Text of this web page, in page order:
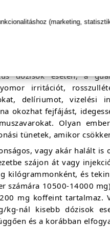
ha szájon át, nagy
fogyasztása esetén
dózisok esetén, a
irritációt,
delíriumot, vizelési
okozhat fejfájást,
Olyan
tünetek, amikor
vagy akár halált
szájon át vagy
kilógrammonként, és
számára 10500-14000
mg koffeint
kg-nál kisebb dózisok
és a korábban
(marketing,